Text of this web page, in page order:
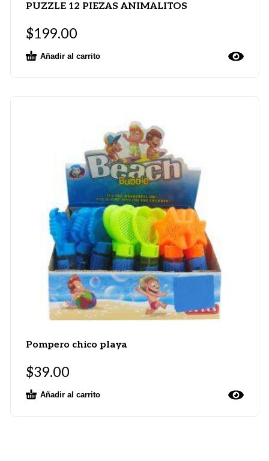
PUZZLE 12 PIEZAS ANIMALITOS
$199.00
Añadir al carrito
Pompero chico playa
$39.00
Añadir al carrito